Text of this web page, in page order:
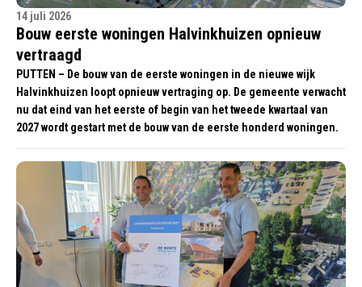
14 juli 2026
Bouw eerste woningen Halvinkhuizen opnieuw
vertraagd
PUTTEN – De bouw van de eerste woningen in de nieuwe wijk
Halvinkhuizen loopt opnieuw vertraging op. De gemeente verwacht
nu dat eind van het eerste of begin van het tweede kwartaal van
2027 wordt gestart met de bouw van de eerste honderd woningen.